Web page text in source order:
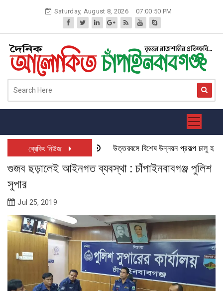
Saturday, August 8, 2026 07:00:51 PM
ব্রেকিং নিউজ উত্তরবঙ্গে বিশেষ উন্নয়ন প্রকল্প চালু হতে
গুজব ছড়ালেই আইনগত ব্যবস্থা : চাঁপাইনবাবগঞ্জ পুলিশ
সুপার
Jul 25, 2019